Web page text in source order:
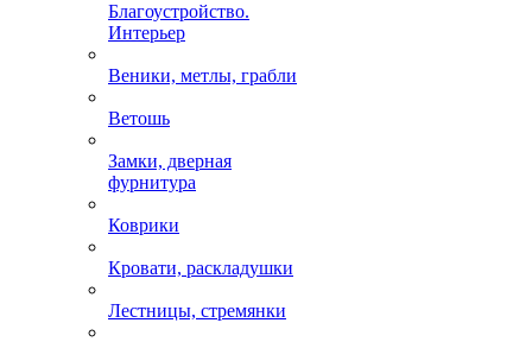
Благоустройство.
Интерьер
Веники, метлы, грабли
Ветошь
Замки, дверная
фурнитура
Коврики
Кровати, раскладушки
Лестницы, стремянки